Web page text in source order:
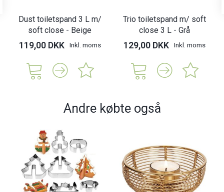
Dust toiletspand 3 L m/
soft close - Beige
119,00 DKK Inkl. moms
Trio toiletspand m/ soft
close 3 L - Grå
129,00 DKK Inkl. moms
Andre købte også